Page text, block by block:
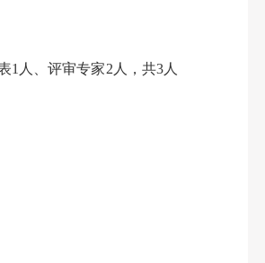
人、评审专家2人，共3人